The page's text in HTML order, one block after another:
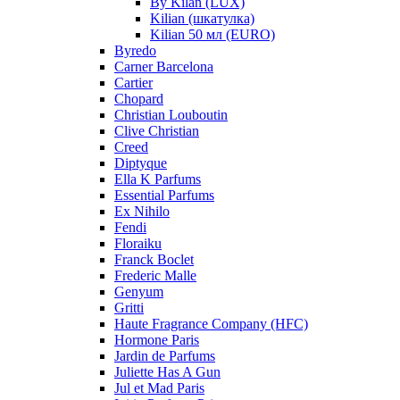
Kilian (шкатулка)
Kilian 50 мл (EURO)
Byredo
Carner Barcelona
Cartier
Chopard
Christian Louboutin
Clive Christian
Creed
Diptyque
Ella K Parfums
Essential Parfums
Ex Nihilo
Fendi
Floraiku
Franck Boclet
Frederic Malle
Genyum
Gritti
Haute Fragrance Company (HFC)
Hormone Paris
Jardin de Parfums
Juliette Has A Gun
Jul et Mad Paris